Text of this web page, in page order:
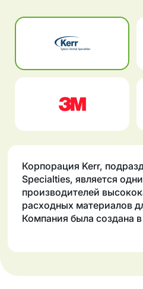
Корпорация Kerr,
Specialties, является
производителей
расходных материалов
Компания была создана